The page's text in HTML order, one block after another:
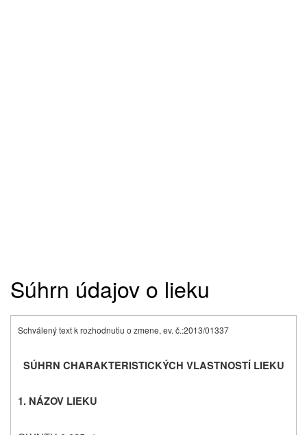
Súhrn údajov o lieku
Schválený text k rozhodnutiu o zmene, ev. č.:2013/01337
SÚHRN CHARAKTERISTICKÝCH VLASTNOSTÍ LIEKU
1. NÁZOV LIEKU